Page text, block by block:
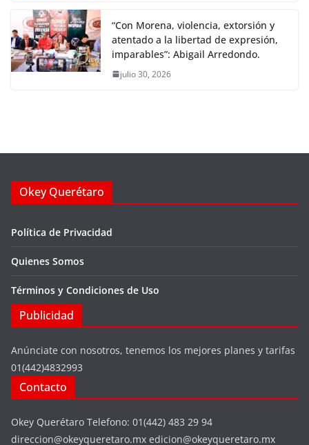
“Con Morena, violencia, extorsión y
atentado a la libertad de expresión,
imparables”: Abigail Arredondo.
julio 30, 2026
Okey Querétaro
Política de Privacidad
Quienes Somos
Términos y Condiciones de Uso
Publicidad
Anúnciate con nosotros, tenemos los mejores planes y tarifas
01(442)4832993
Contacto
Okey Querétaro Telefono: 01(442) 483 29 94
direccion@okeyqueretaro.mx edicion@okeyqueretaro.mx